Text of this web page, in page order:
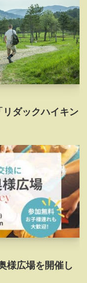
ダックハイキン
様広場を開催し